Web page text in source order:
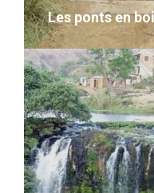
Les ponts en